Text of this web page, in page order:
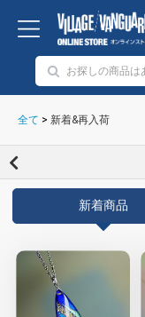
全て > 新着&再入荷
新着商品